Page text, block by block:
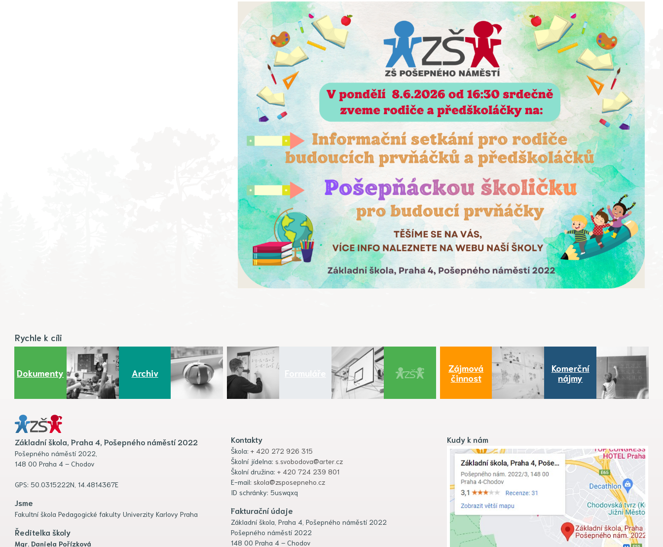
Rychle k cíli
Dokumenty Archiv
Zájmová
činnost
Komerční
nájmy
Základní škola, Praha 4, Pošepného náměstí 2022
Pošepného náměstí 2022,
148 00 Praha 4 – Chodov
GPS: 50.0315222N, 14.4814367E
Jsme
Fakultní škola Pedagogické fakulty Univerzity Karlovy Praha
Ředitelka školy
Mgr. Daniela Pořízková
Kontakty
Škola: + 420 272 926 315
Školní jídelna: s.svobodova@arter.cz
Školní družina: + 420 724 239 801
E-mail: skola@zsposepneho.cz
ID schránky: 5uswqxq
Fakturační údaje
Základní škola, Praha 4, Pošepného náměstí 2022
Pošepného náměstí 2022
148 00 Praha 4 – Chodov
Kudy k nám